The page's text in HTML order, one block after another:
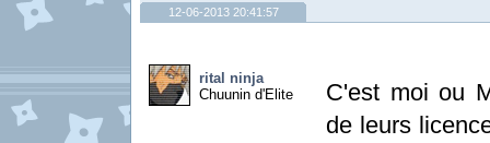
12-06-2013 20:41:57
rital ninja
Chuunin d'Elite
C'est moi ou
de leurs